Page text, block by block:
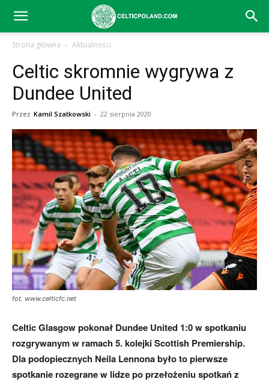
Celtic
Glasgow
aktualności
(transfery,
mecze,
Strona główna Aktualności
Celtic skromnie wygrywa z
Dundee United
Przez Kamil Szatkowski - 22 sierpnia 2020
fot. www.celticfc.net
Celtic Glasgow pokonał Dundee United 1:0 w spotkaniu
rozgrywanym w ramach 5. kolejki Scottish Premiership.
Dla podopiecznych Neila Lennona było to pierwsze
spotkanie rozegrane w lidze po przełożeniu spotkań z